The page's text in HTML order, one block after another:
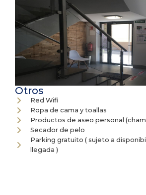
Otros
Red Wifi
Ropa de cama y toallas
Productos de aseo personal
Secador de pelo
Parking gratuito ( sujeto a
llegada )